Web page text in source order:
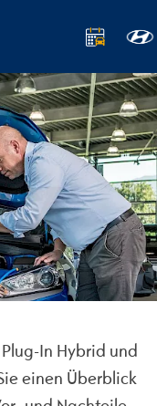
In Hybrid und
einen Überblick